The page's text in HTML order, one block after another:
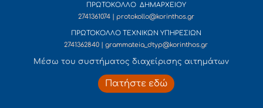
ΠΡΩΤΟΚΟΛΛΟ ΔΗΜΑΡΧΕΙΟΥ
2741361074 | protokollo@korinthos.gr
ΠΡΩΤΟΚΟΛΛΟ ΤΕΧΝΙΚΩΝ ΥΠΗΡΕΣΙΩΝ
2741362840 | grammateia_dtyp@korinthos.gr
Mέσω του συστήματος διαχείρισης αιτημάτων
Πατήστε εδώ